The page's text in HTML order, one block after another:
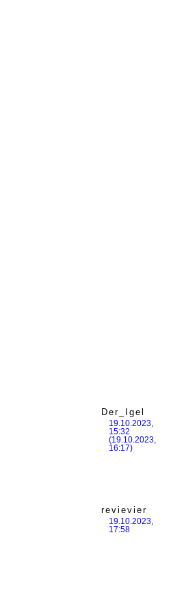
Der_Igel
19.10.2023,
15:32
(19.10.2023,
16:17)
revievier
19.10.2023,
17:58